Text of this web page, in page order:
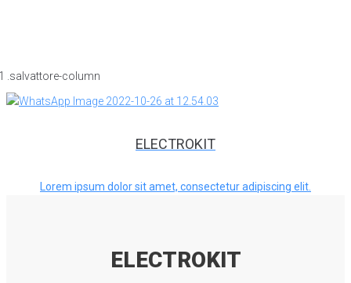
ELECTROKIT
Lorem ipsum dolor sit amet, consectetur adipiscing elit.
ELECTROKIT